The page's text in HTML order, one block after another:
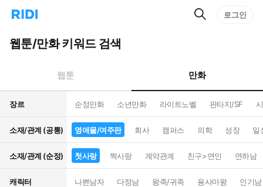
리
홈
으
턴
트
검
로그인
웹툰/만화 키워드 검색
웹툰 만화
장르 순정만화 소년만화 라이트노벨 판타지/SF
소재/관계 (공통) 영애물/여주판 회사 캠퍼스 의학 성장 일
소재/관계 (순정) 첫사랑 짝사랑 계약관계 친구>연인 연하남
캐릭터 나쁜남자 다정남 왕족/귀족 용사마왕 인기남